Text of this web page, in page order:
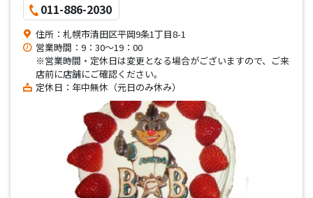
011-886-2030
住所：札幌市清田区平岡9条1丁目8-1
営業時間：9：30～19：00
※営業時間・定休日は変更となる場合がございますので、ご来
店前に店舗にご確認ください。
定休日：年中無休（元日のみ休み）